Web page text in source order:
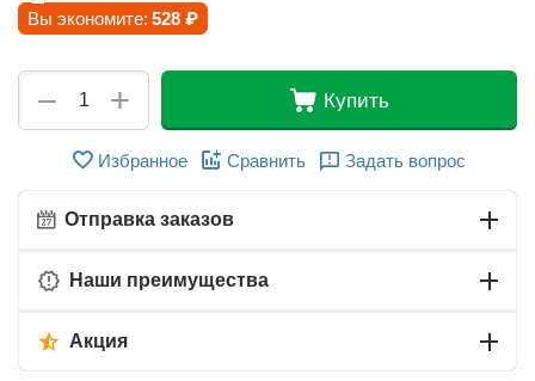
Вы экономите: 528 ₽
+
− Купить
Избранное Сравнить Задать вопрос
Отправка заказов
Наши преимущества
Акция